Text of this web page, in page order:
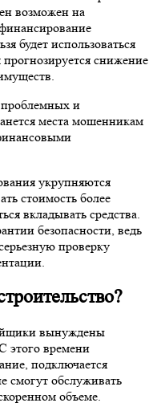
возможен на
будет использоваться
снижение
проблемных и
места мошенникам
укрупняются
стоимость более
вкладывать средства.
безопасности, ведь
проверку
вынуждены
этого времени
подключается
смогут обслуживать
объеме.